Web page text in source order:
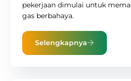
pekerjaan dimulai untuk
gas berbahaya.
Selengkapnya